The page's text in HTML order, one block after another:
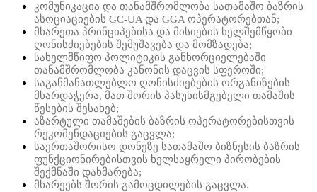
კომუნიკაცია და თანამშრომლობა სათამაშო ბაზრის
ასოციაციების GC-UA და GGA ოპერატორებთან;
მხარეთა პრინციპებისა და მისიების ხელშემწყობი
ღონისძიებების შემუშავება და მომზადება;
სახელმწიფო პოლიტიკის განხორციელებაში
თანამშრომლობა კანონის დაცვის სფეროში;
საგანმანათლებლო ღონისძიებების ორგანიზების
მხარდაჭერა, მათ შორის პასუხისმგებელი თამაშის
წესების შესახებ;
აზარტული თამაშების ბაზრის ოპერატორებისთვის
რეკომენდაციების გაცვლა;
საერთაშორისო დონეზე სათამაშო ბიზნესის ბაზრის
ფუნქციონირებისთვის ხელსაყრელი პირობების
შექმნაში დახმარება;
მხარეებს შორის გამოცდილების გაცვლა.